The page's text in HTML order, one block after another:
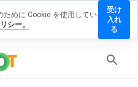
ために Cookie を使用してい
シー。
受け
入れ
る